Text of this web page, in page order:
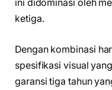
ini didominasi oleh
ketiga.
Dengan kombinasi
spesifikasi visual
garansi tiga tahun